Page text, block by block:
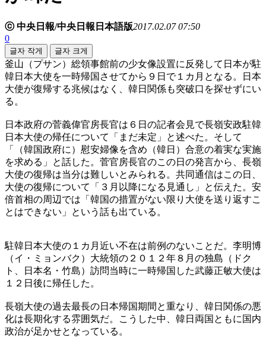
ⓒ 中央日報/中央日報日本語版2017.02.07 07:50
0
글자 작게 글자 크게
釜山（プサン）総領事館前の少女像設置に反発して日本が駐
韓日本大使を一時帰国させてから９日で１カ月となる。日本
大使が復帰する兆候はなく、韓日関係も突破口を探せずにい
る。
日本政府の菅義偉官房長官は６日の記者会見で長嶺安政駐韓
日本大使の帰任について「まだ未定」と述べた。そして
「（韓国政府に）慰安婦像を含め（韓日）合意の着実な実施
を求める」と話した。菅官房長官のこの日の発言から、長嶺
大使の復帰は当分は難しいとみられる。共同通信はこの日、
大使の復帰について「３月以降になる見通し」と伝えた。安
倍首相の周辺では「韓国の措置がない限り大使を送り返すこ
とはできない」という話も出ている。
駐韓日本大使の１カ月近い不在は前例のないことだ。李明博
（イ・ミョンバク）大統領の２０１２年８月の独島（ドク
ト、日本名・竹島）訪問当時に一時帰国した武藤正敏大使は
１２日後に帰任した。
長嶺大使の過去最長の日本帰国期間と重なり、韓日関係の悪
化は長期化する雰囲気だ。こうした中、韓日両国ともに国内
政治が足かせとなっている。